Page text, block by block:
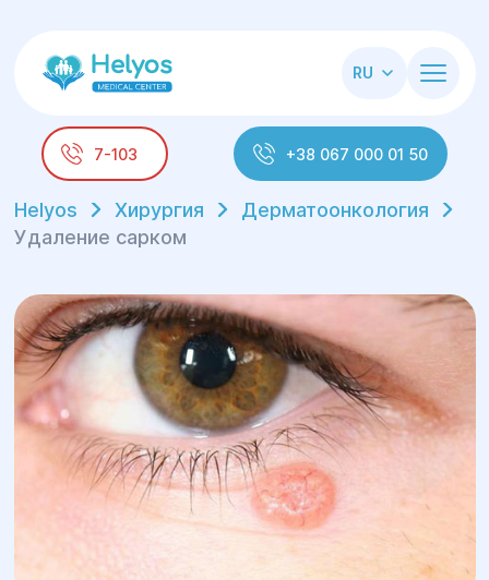
RU
7-103 +38 067 000 01 50
Helyos Хирургия
Дерматоонкология
Удаление сарком